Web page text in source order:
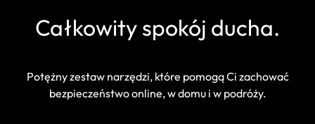
Całkowity spokój ducha.
Potężny zestaw narzędzi, które pomogą Ci zachować
bezpieczeństwo online, w domu i w podróży.